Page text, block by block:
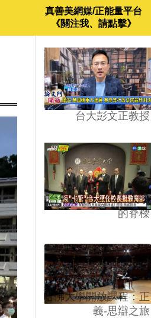
真善美網媒/正能量平台
《關注我、請點擊》
台大彭文正教授
台學版的54/64》大學
的脊樑
哈佛大學開放課程：正
義-思辯之旅